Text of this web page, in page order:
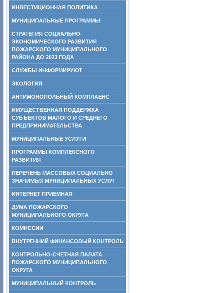
ИНВЕСТИЦИОННАЯ ПОЛИТИКА
МУНИЦИПАЛЬНЫЕ ПРОГРАММЫ
СТРАТЕГИЯ СОЦИАЛЬНО-
ЭКОНОМИЧЕСКОГО РАЗВИТИЯ
ПОЖАРСКОГО МУНИЦИПАЛЬНОГО
РАЙОНА ДО 2023 ГОДА
СЛУЖБЫ ИНФОРМИРУЮТ
ЭКОЛОГИЯ
АНТИМОНОПОЛЬНЫЙ КОМПЛАЕНС
ИМУЩЕСТВЕННАЯ ПОДДЕРЖКА
СУБЪЕКТОВ МАЛОГО И СРЕДНЕГО
ПРЕДПРИНИМАТЕЛЬСТВА
МУНИЦИПАЛЬНЫЕ УСЛУГИ
ПРОГРАММЫ КОМПЛЕКСНОГО
РАЗВИТИЯ
ПЕРЕЧЕНЬ МАССОВЫХ СОЦИАЛЬНО
ЗНАЧИМЫХ МУНИЦИПАЛЬНЫХ УСЛУГ
ИНТЕРНЕТ ПРИЕМНАЯ
ДУМА ПОЖАРСКОГО
МУНИЦИПАЛЬНОГО ОКРУГА
КОМИССИИ
ВНУТРЕННИЙ ФИНАНСОВЫЙ КОНТРОЛЬ
КОНТРОЛЬНО-СЧЕТНАЯ ПАЛАТА
ПОЖАРСКОГО МУНИЦИПАЛЬНОГО
ОКРУГА
МУНИЦИПАЛЬНЫЙ КОНТРОЛЬ